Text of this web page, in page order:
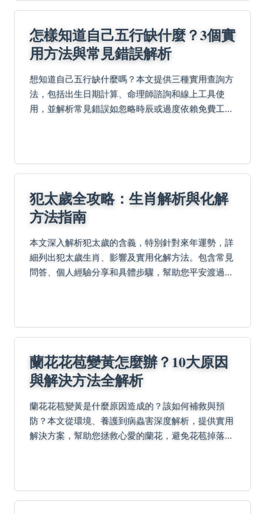
怎樣知道自己五行缺什麼？3個實
用方法與常見錯誤解析
想知道自己五行缺什麼嗎？本文提供三種實用查詢方
法，包括出生日期計算、命理師諮詢和線上工具使
用，並解析常見錯誤如忽略時辰或過度依賴免費工
犯太歲全攻略：生肖解析與化解
方法指南
本文深入解析犯太歲的含義，特別針對來年運勢，詳
細列出犯太歲生肖、影響及實用化解方法。包含常見
問答、個人經驗分享和具體步驟，幫助您平安渡過太
蘭花花苞變黃怎麼辦？10大原因
與解決方法全解析
蘭花花苞變黃是什麼原因造成的？該如何補救與預
防？本文從環境、養護到病蟲害深度解析，提供實用
解決方案，幫助您拯救心愛的蘭花，避免花苞掉落問